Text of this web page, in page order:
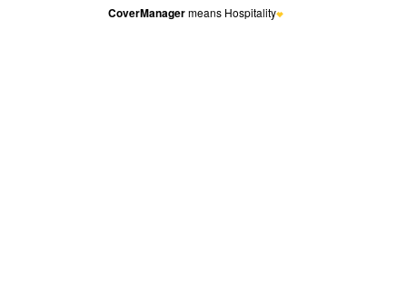
CoverManagermeans Hospitality